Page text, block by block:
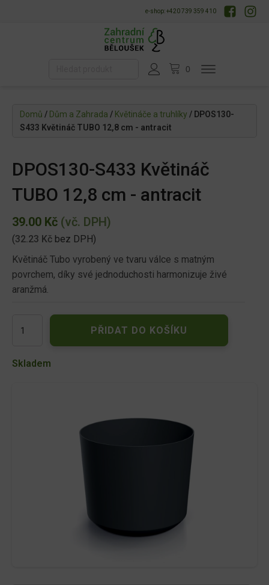
e-shop: +420 739 359 410
Domů / Dům a Zahrada / Květináče a truhlíky / DPOS130-
S433 Květináč TUBO 12,8 cm - antracit
DPOS130-S433 Květináč
TUBO 12,8 cm - antracit
39.00 Kč (vč. DPH)
(32.23 Kč bez DPH)
Květináč Tubo vyrobený ve tvaru válce s matným
povrchem, díky své jednoduchosti harmonizuje živé
aranžmá.
S433
TUBO
PŘIDAT DO KOŠÍKU
Skladem